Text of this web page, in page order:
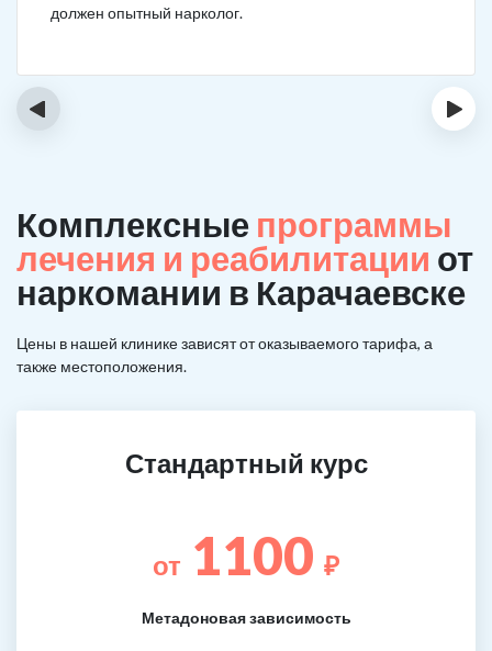
должен опытный нарколог.
‹ ›
Комплексные программы
лечения и реабилитации от
наркомании в Карачаевске
Цены в нашей клинике зависят от оказываемого тарифа, а
также местоположения.
Стандартный курс
от 1100 ₽
Метадоновая зависимость